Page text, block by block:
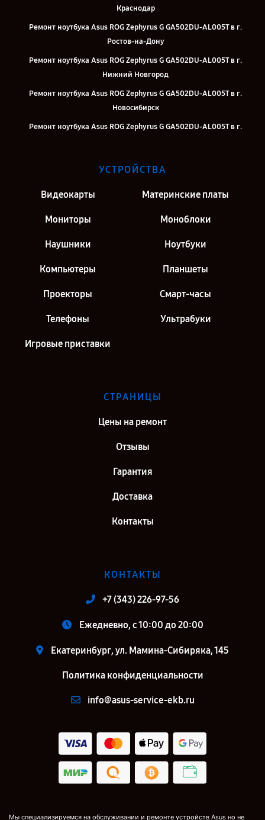
Краснодар
Ремонт ноутбука Asus ROG Zephyrus G GA502DU-AL005T в г.
Ростов-на-Дону
Ремонт ноутбука Asus ROG Zephyrus G GA502DU-AL005T в г.
Нижний Новгород
Ремонт ноутбука Asus ROG Zephyrus G GA502DU-AL005T в г.
Новосибирск
Ремонт ноутбука Asus ROG Zephyrus G GA502DU-AL005T в г.
Ремонт ноутбука Asus ROG Zephyrus G GA502DU-AL005T в г. Санкт-
УСТРОЙСТВА
Видеокарты Материнские платы
Мониторы Моноблоки
Наушники Ноутбуки
Компьютеры Планшеты
Проекторы Смарт-часы
Телефоны Ультрабуки
Игровые приставки
СТРАНИЦЫ
Цены на ремонт
Отзывы
Гарантия
Доставка
Контакты
КОНТАКТЫ
+7 (343) 226-97-56
Ежедневно, с 10:00 до 20:00
Екатеринбург, ул. Мамина-Сибиряка, 145
Политика конфиденциальности
info@asus-service-ekb.ru
Мы специализируемся на обслуживании и ремонте устройств Asus но не